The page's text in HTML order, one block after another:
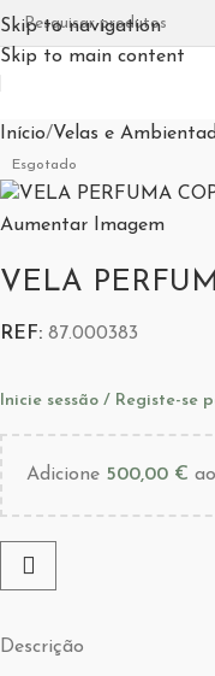
Skip to navigation
Skip to main content
Início Velas e
Esgotado
Aumentar Imagem
VELA
REF: 87.000383
Inicie sessão / Registe-se
Adicione 500,00 €
Descrição